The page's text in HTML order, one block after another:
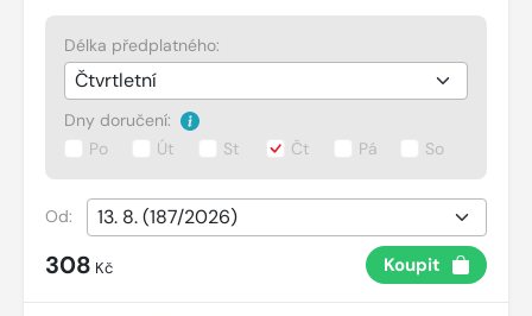
Délka předplatného:
Dny doručení:
Po
Út St Čt Pá So
Od:
308 Kč Koupit